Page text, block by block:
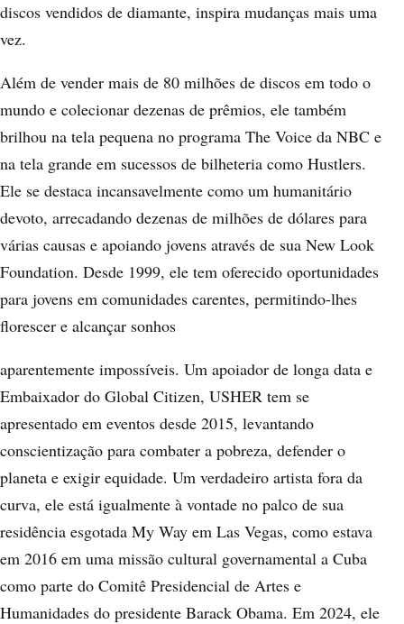
discos vendidos de diamante, inspira mudanças mais uma
vez.
Além de vender mais de 80 milhões de discos em todo o
mundo e colecionar dezenas de prêmios, ele também
brilhou na tela pequena no programa The Voice da NBC e
na tela grande em sucessos de bilheteria como Hustlers.
Ele se destaca incansavelmente como um humanitário
devoto, arrecadando dezenas de milhões de dólares para
várias causas e apoiando jovens através de sua New Look
Foundation. Desde 1999, ele tem oferecido oportunidades
para jovens em comunidades carentes, permitindo-lhes
florescer e alcançar sonhos
aparentemente impossíveis. Um apoiador de longa data e
Embaixador do Global Citizen, USHER tem se
apresentado em eventos desde 2015, levantando
conscientização para combater a pobreza, defender o
planeta e exigir equidade. Um verdadeiro artista fora da
curva, ele está igualmente à vontade no palco de sua
residência esgotada My Way em Las Vegas, como estava
em 2016 em uma missão cultural governamental a Cuba
como parte do Comitê Presidencial de Artes e
Humanidades do presidente Barack Obama. Em 2024, ele